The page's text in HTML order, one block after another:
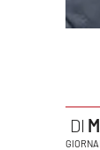
Parchi Marini